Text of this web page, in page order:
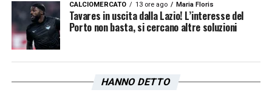
CALCIOMERCATO 13 ore ago Maria Floris
Tavares in uscita dalla Lazio! L’interesse del
Porto non basta, si cercano altre soluzioni
HANNO DETTO